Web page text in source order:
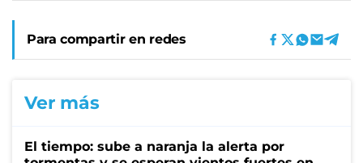
Para compartir en redes
Ver más
El tiempo: sube a naranja la alerta por